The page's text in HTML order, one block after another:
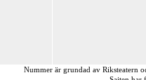
Nummer är grundad av Riksteatern